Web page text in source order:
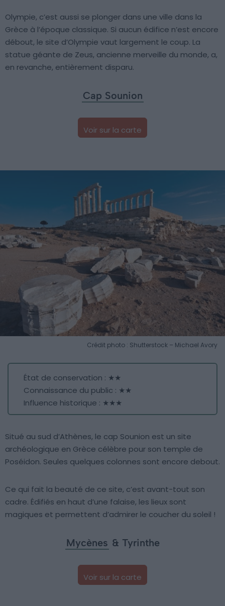
Olympie, c’est aussi se plonger dans une ville dans la
Grèce à l’époque classique. Si aucun édifice n’est encore
débout, le site d’Olympie vaut largement le coup. La
statue géante de Zeus, ancienne merveille du monde, a,
en revanche, entièrement disparu.
Cap Sounion
Voir sur la carte
Crédit photo : Shutterstock – Michael Avory
État de conservation : ★★
Connaissance du public : ★★
Influence historique : ★★★
Situé au sud d’Athènes, le cap Sounion est un site
archéologique en Grèce célèbre pour son temple de
Poséidon. Seules quelques colonnes sont encore debout.
Ce qui fait la beauté de ce site, c’est avant-tout son
cadre. Édifiés en haut d’une falaise, les lieux sont
magiques et permettent d’admirer le coucher du soleil !
Mycènes & Tyrinthe
Voir sur la carte